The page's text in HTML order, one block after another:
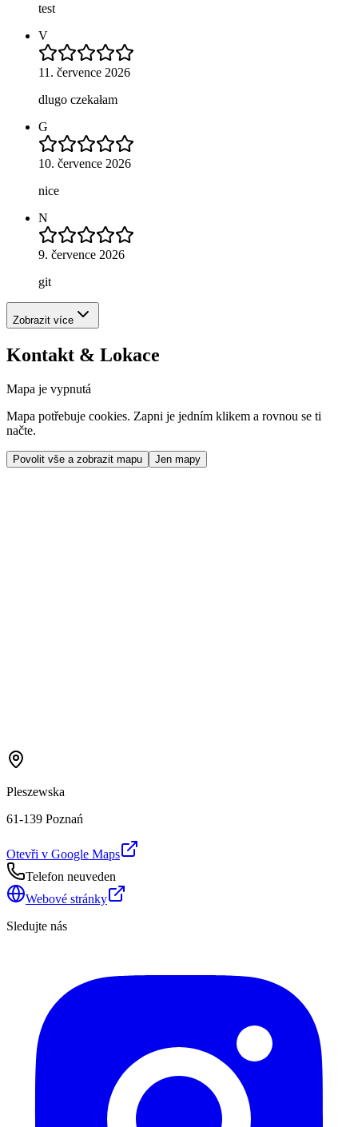
test
V
11. července 2026
dlugo czekałam
G
10. července 2026
nice
N
9. července 2026
git
Zobrazit více
Kontakt & Lokace
Mapa je vypnutá
Mapa potřebuje cookies. Zapni je jedním klikem a rovnou se ti
načte.
Povolit vše a zobrazit mapu Jen mapy
Pleszewska
61-139 Poznań
Otevři v Google Maps
Telefon neuveden
Webové stránky
Sledujte nás